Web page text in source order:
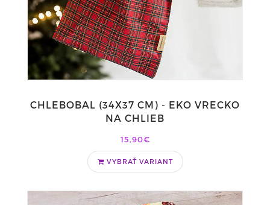
CHLEBOBAL (34X37 CM) - EKO VRECKO
NA CHLIEB
15,90€
VYBRAŤ VARIANT